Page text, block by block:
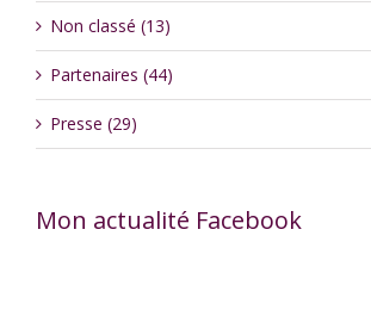
Non classé (13)
Partenaires (44)
Presse (29)
Mon actualité Facebook